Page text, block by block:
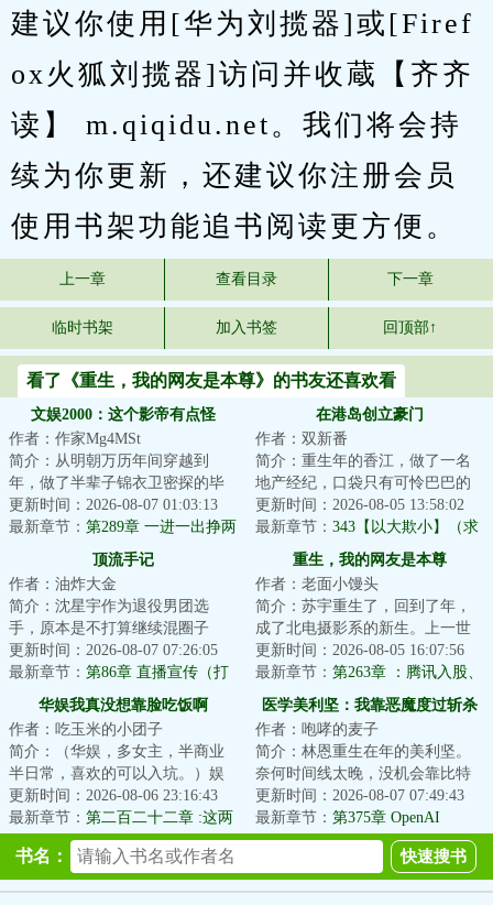
建议你使用[华为刘揽器]或[Firef
ox火狐刘揽器]访问并收蔵【齐齐
读】 m.qiqidu.net。我们将会持
续为你更新，还建议你注册会员
使用书架功能追书阅读更方便。
上一章 查看目录 下一章
临时书架 加入书签 回顶部↑
看了《重生，我的网友是本尊》的书友还喜欢看
文娱2000：这个影帝有点怪
作者：作家Mg4MSt
简介：从明朝万历年间穿越到
年，做了半辈子锦衣卫密探的毕
胜误打误撞闯进了娱乐圈。导
演：“警官，他这杀...
更新时间：2026-08-07 01:03:13
最新章节： 第289章 一进一出挣两
份钱（三更求月票！）
在港岛创立豪门
作者：双新番
简介：重生年的香江，做了一名
地产经纪，口袋只有可怜巴巴的
一点存款，吕百侨必须多赚钱，
努力积攒原始资...
更新时间：2026-08-05 13:58:02
最新章节： 343【以大欺小】（求
订阅）
顶流手记
作者：油炸大金
简介：沈星宇作为退役男团选
手，原本是不打算继续混圈子
了…怎么也没想到原本打算捞一
笔就走的综艺节目居...
更新时间：2026-08-07 07:26:05
最新章节： 第86章 直播宣传（打
赏加更7/18）
重生，我的网友是本尊
作者：老面小馒头
简介：苏宇重生了，回到了年，
成了北电摄影系的新生。上一世
他当网红翻车了，这辈子只想躺
平；炒炒房、买...
更新时间：2026-08-05 16:07:56
最新章节： 第263章 ：腾讯入股、
不要脸
华娱我真没想靠脸吃饭啊
作者：吃玉米的小团子
简介：（华娱，多女主，半商业
半日常，喜欢的可以入坑。）娱
乐圈流传一个笑话：比谁的绯闻
多，千万别把江...
更新时间：2026-08-06 23:16:43
最新章节： 第二百二十二章 :这两
医学美利坚：我靠恶魔度过斩杀
线
作者：咆哮的麦子
简介：林恩重生在年的美利坚。
奈何时间线太晚，没机会靠比特
币翻盘。无奈只能他只能先做好
医生本职工作，...
更新时间：2026-08-07 07:49:43
最新章节： 第375章 OpenAI
书名：